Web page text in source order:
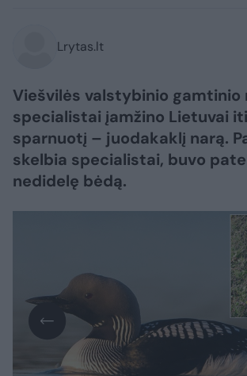
Lrytas.lt
Viešvilės valstybinio gamtinio
specialistai įamžino Lietuvai
sparnuotį – juodakaklį narą.
skelbia specialistai, buvo
nedidelę bėdą.